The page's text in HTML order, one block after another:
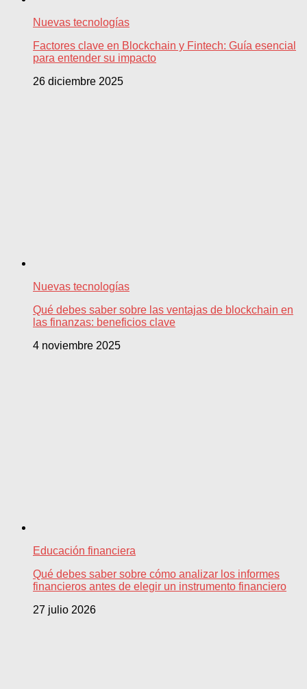
Nuevas tecnologías
Factores clave en Blockchain y Fintech: Guía esencial
para entender su impacto
26 diciembre 2025
Nuevas tecnologías
Qué debes saber sobre las ventajas de blockchain en
las finanzas: beneficios clave
4 noviembre 2025
Educación financiera
Qué debes saber sobre cómo analizar los informes
financieros antes de elegir un instrumento financiero
27 julio 2026